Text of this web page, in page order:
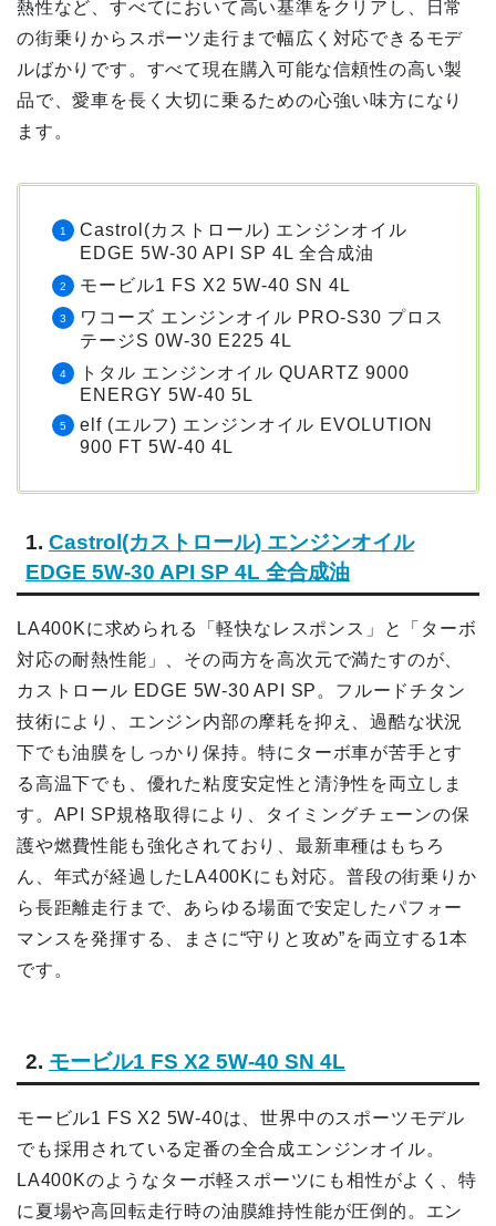
熱性など、すべてにおいて高い基準をクリアし、日常
の街乗りからスポーツ走行まで幅広く対応できるモデ
ルばかりです。すべて現在購入可能な信頼性の高い製
品で、愛車を長く大切に乗るための心強い味方になり
ます。
Castrol(カストロール) エンジンオイル
EDGE 5W-30 API SP 4L 全合成油
モービル1 FS X2 5W-40 SN 4L
ワコーズ エンジンオイル PRO-S30 プロス
テージS 0W-30 E225 4L
トタル エンジンオイル QUARTZ 9000
ENERGY 5W-40 5L
elf (エルフ) エンジンオイル EVOLUTION
900 FT 5W-40 4L
1. Castrol(カストロール) エンジンオイル
EDGE 5W-30 API SP 4L 全合成油
LA400Kに求められる「軽快なレスポンス」と「ターボ
対応の耐熱性能」、その両方を高次元で満たすのが、
カストロール EDGE 5W-30 API SP。フルードチタン
技術により、エンジン内部の摩耗を抑え、過酷な状況
下でも油膜をしっかり保持。特にターボ車が苦手とす
る高温下でも、優れた粘度安定性と清浄性を両立しま
す。API SP規格取得により、タイミングチェーンの保
護や燃費性能も強化されており、最新車種はもちろ
ん、年式が経過したLA400Kにも対応。普段の街乗りか
ら長距離走行まで、あらゆる場面で安定したパフォー
マンスを発揮する、まさに“守りと攻め”を両立する1本
です。
2. モービル1 FS X2 5W-40 SN 4L
モービル1 FS X2 5W-40は、世界中のスポーツモデル
でも採用されている定番の全合成エンジンオイル。
LA400Kのようなターボ軽スポーツにも相性がよく、特
に夏場や高回転走行時の油膜維持性能が圧倒的。エン